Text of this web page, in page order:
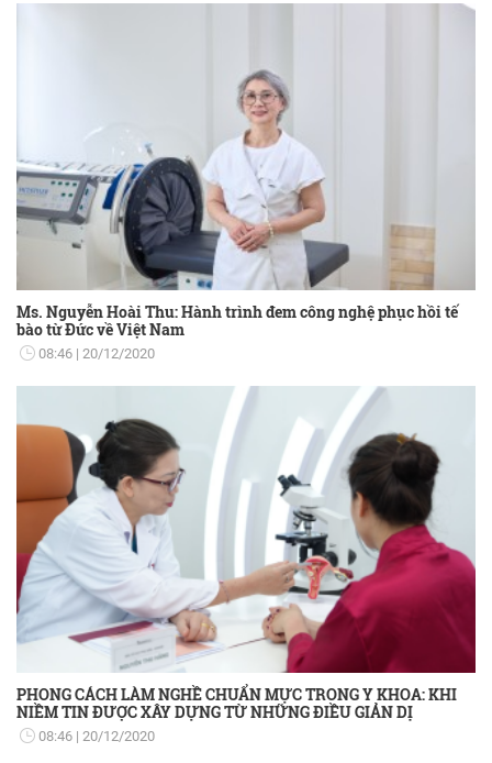
Ms. Nguyễn Hoài Thu: Hành trình đem công nghệ phục hồi tế
bào từ Đức về Việt Nam
08:46 20/12/2020
PHONG CÁCH LÀM NGHỀ CHUẨN MỰC TRONG Y KHOA: KHI
NIỀM TIN ĐƯỢC XÂY DỰNG TỪ NHỮNG ĐIỀU GIẢN DỊ
08:46 20/12/2020